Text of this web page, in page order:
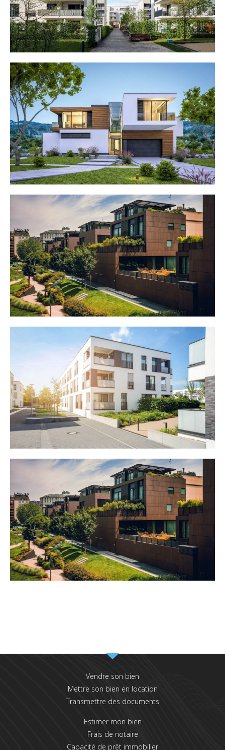
Vendre son bien
Mettre son bien en location
Transmettre des documents
Estimer mon bien
Frais de notaire
Capacité de prêt immobilier